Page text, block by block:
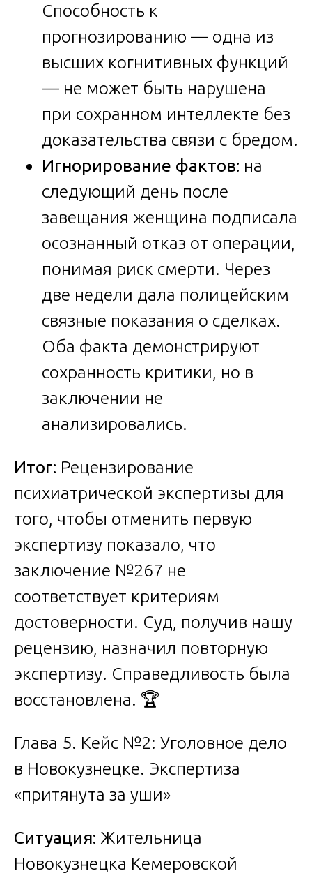
Способность к
прогнозированию — одна из
высших когнитивных функций
— не может быть нарушена
при сохранном интеллекте без
доказательства связи с бредом.
Игнорирование фактов: на
следующий день после
завещания женщина подписала
осознанный отказ от операции,
понимая риск смерти. Через
две недели дала полицейским
связные показания о сделках.
Оба факта демонстрируют
сохранность критики, но в
заключении не
анализировались.
Итог: Рецензирование
психиатрической экспертизы для
того, чтобы отменить первую
экспертизу показало, что
заключение №267 не
соответствует критериям
достоверности. Суд, получив нашу
рецензию, назначил повторную
экспертизу. Справедливость была
восстановлена. 🏆
Глава 5. Кейс №2: Уголовное дело
в Новокузнецке. Экспертиза
«притянута за уши»
Ситуация: Жительница
Новокузнецка Кемеровской